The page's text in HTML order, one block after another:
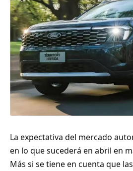
La expectativa del mercado
en lo que sucederá en abril en
Más si se tiene en cuenta que